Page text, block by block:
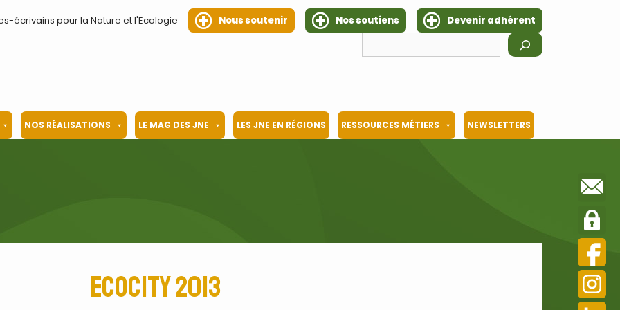
écrivains pour la Nature et l'Ecologie Nous soutenir Nos soutiens
Devenir adhérent
NOS RÉALISATIONS LE MAG DES JNE LES JNE EN RÉGIONS RESSOURCES MÉTIERS NEWSLETTERS
Ecocity 2013